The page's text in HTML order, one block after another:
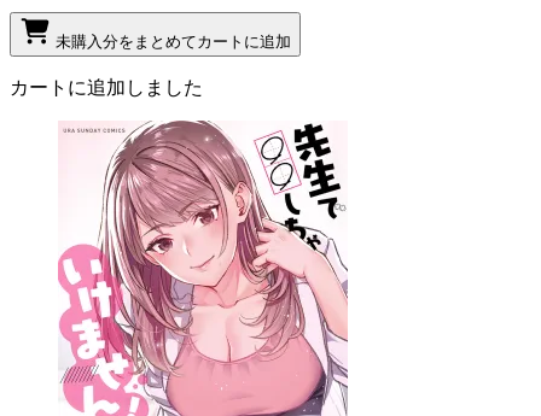
未購入分をまとめてカートに追加
カートに追加しました